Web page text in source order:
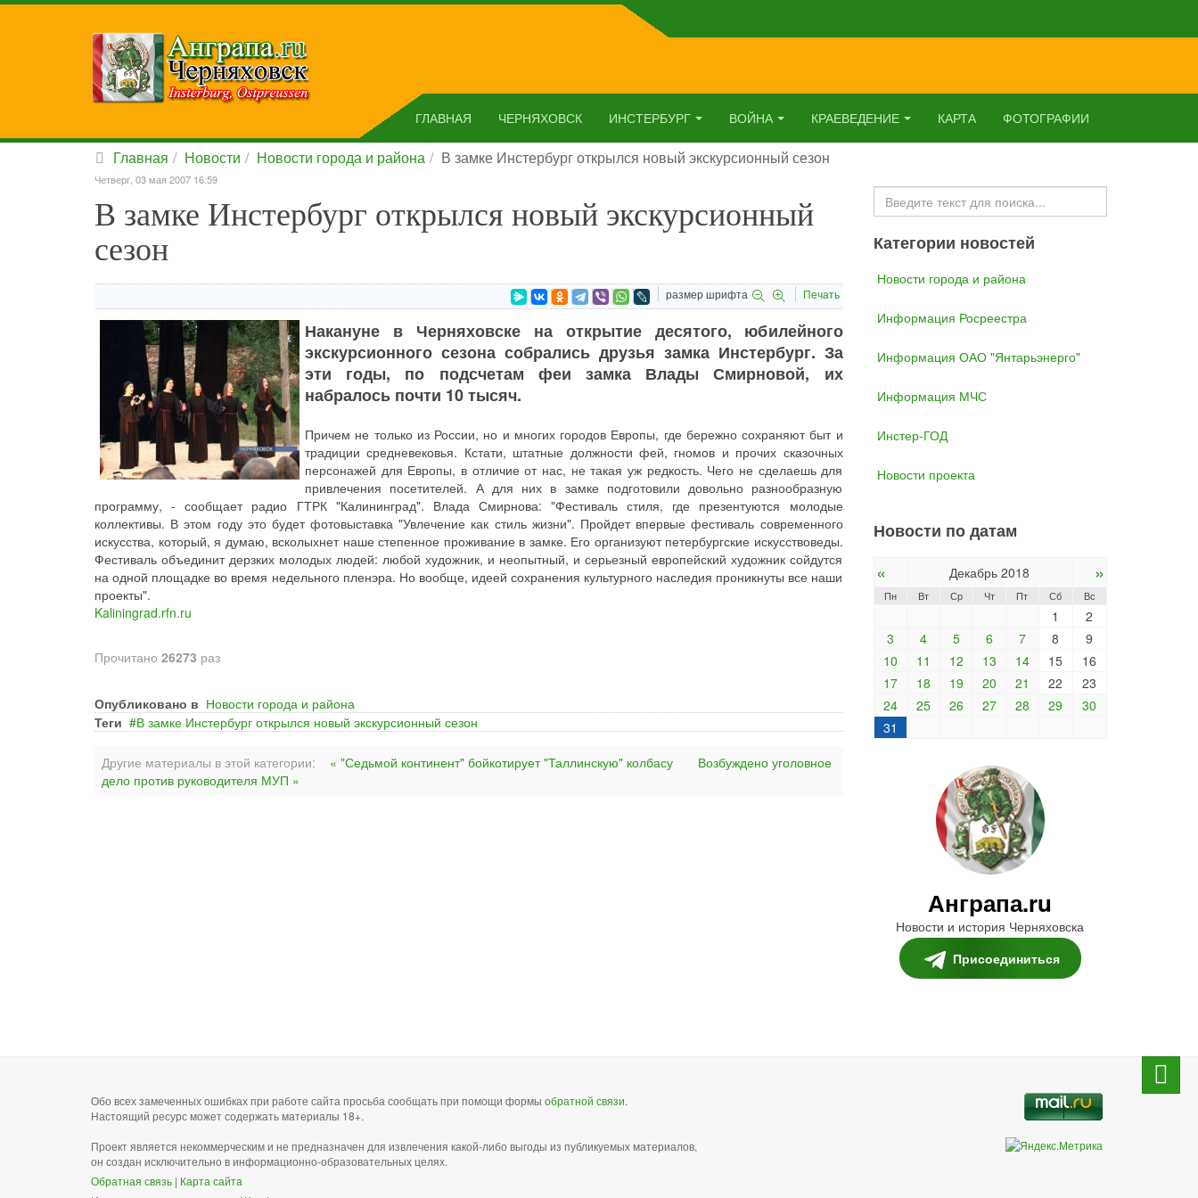
ГЛАВНАЯ ЧЕРНЯХОВСК ИНСТЕРБУРГ ВОЙНА КРАЕВЕДЕНИЕ КАРТА ФОТОГРАФИИ
Главная Новости Новости города и района В замке Инстербург открылся новый экскурсионный сезон
Четверг, 03 мая 2007 16:59
В замке Инстербург открылся новый экскурсионный
сезон
размер шрифта Печать
Накануне в Черняховске на открытие десятого, юбилейного
экскурсионного сезона собрались друзья замка Инстербург. За
эти годы, по подсчетам феи замка Влады Смирновой, их
набралось почти 10 тысяч.
Причем не только из России, но и многих городов Европы, где бережно сохраняют быт и
традиции средневековья. Кстати, штатные должности фей, гномов и прочих сказочных
персонажей для Европы, в отличие от нас, не такая уж редкость. Чего не сделаешь для
привлечения посетителей. А для них в замке подготовили довольно разнообразную
программу, - сообщает радио ГТРК "Калининград". Влада Смирнова: "Фестиваль стиля, где презентуются молодые
коллективы. В этом году это будет фотовыставка "Увлечение как стиль жизни". Пройдет впервые фестиваль современного
искусства, который, я думаю, всколыхнет наше степенное проживание в замке. Его организуют петербургские искусствоведы.
Фестиваль объединит дерзких молодых людей: любой художник, и неопытный, и серьезный европейский художник сойдутся
на одной площадке во время недельного пленэра. Но вообще, идеей сохранения культурного наследия проникнуты все наши
проекты".
Kaliningrad.rfn.ru
Прочитано 26273 раз
Опубликовано в Новости города и района
Теги
В замке Инстербург открылся новый экскурсионный сезон
Другие материалы в этой категории: « "Седьмой континент" бойкотирует "Таллинскую" колбасу
Возбуждено уголовное
дело против руководителя МУП »
Искать...
Категории новостей
Новости города и района
Информация Росреестра
Информация ОАО "Янтарьэнерго"
Информация МЧС
Инстер-ГОД
Новости проекта
Новости по датам
« Декабрь 2018 »
Пн Вт Ср Чт Пт Сб Вс
1
2
3
4 5 6 7 8
9
10
11 12 13 14 15
16
17
18 19 20 21 22
23
24
25 26 27 28 29
30
31
Анграпа.ru
Новости и история Черняховска
Присоединиться
Обо всех замеченных ошибках при работе сайта просьба сообщать при помощи формы обратной связи.
Настоящий ресурс может содержать материалы 18+.
Проект является некоммерческим и не предназначен для извлечения какой-либо выгоды из публикуемых материалов,
он создан исключительно в информационно-образовательных целях.
Обратная связь | Карта сайта